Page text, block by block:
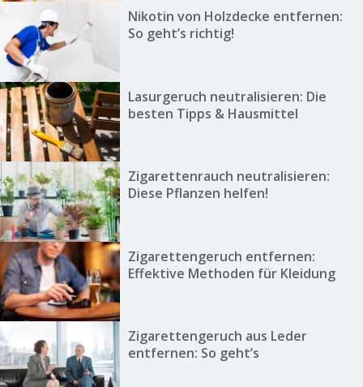
Nikotin von Holzdecke entfernen:
So geht’s richtig!
Lasurgeruch neutralisieren: Die
besten Tipps & Hausmittel
Zigarettenrauch neutralisieren:
Diese Pflanzen helfen!
Zigarettengeruch entfernen:
Effektive Methoden für Kleidung
Zigarettengeruch aus Leder
entfernen: So geht’s